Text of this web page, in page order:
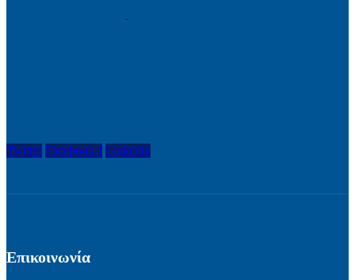
Twitter Facebook-f Linkedin
Επικοινωνία